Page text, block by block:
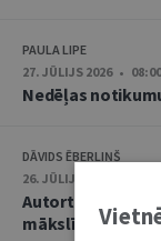
PAULA LIPE
27. JŪLIJS 2026 • 08:00
Nedēļas
DĀVIDS ĒBERLIŅŠ
26. JŪLIJS 2026 • 08:00
Autortiesību
mākslīgā